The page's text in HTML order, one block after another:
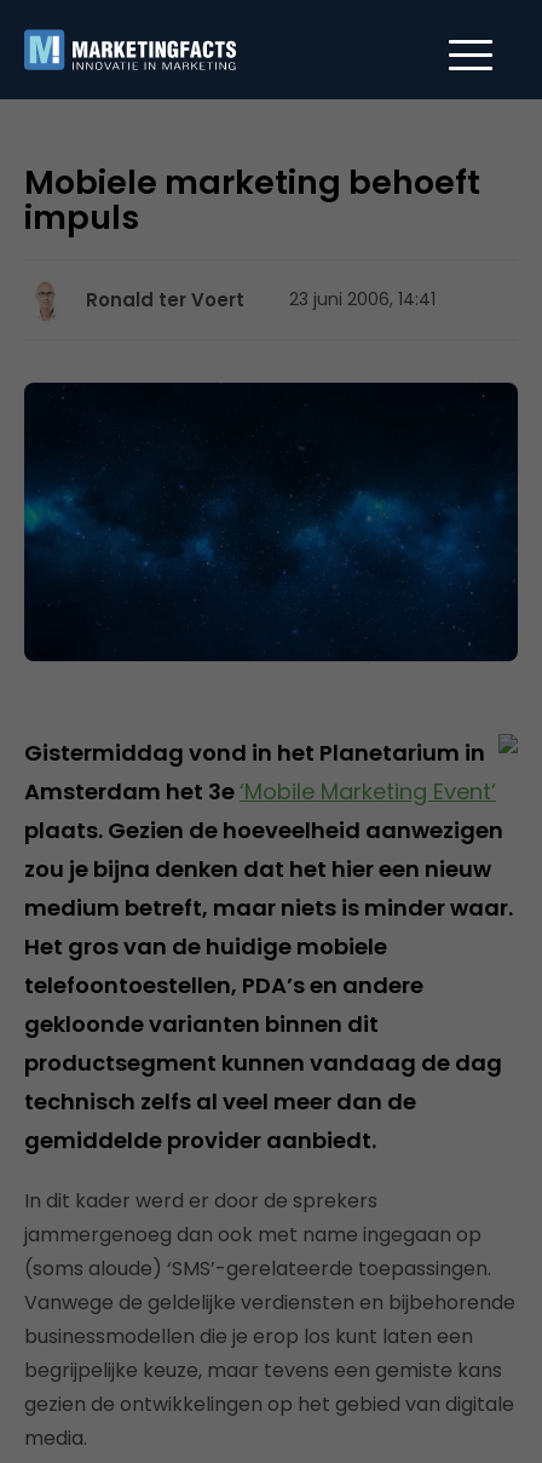
Mobiele marketing behoeft
impuls
Ronald ter Voert 23 juni 2006, 14:41
Gistermiddag vond in het Planetarium in
Amsterdam het 3e‘Mobile Marketing Event’
plaats. Gezien de hoeveelheid aanwezigen
zou je bijna denken dat het hier een nieuw
medium betreft, maar niets is minder waar.
Het gros van de huidige mobiele
telefoontoestellen, PDA’s en andere
gekloonde varianten binnen dit
productsegment kunnen vandaag de dag
technisch zelfs al veel meer dan de
gemiddelde provider aanbiedt.
In dit kader werd er door de sprekers
jammergenoeg dan ook met name ingegaan op
(soms aloude) ‘SMS’-gerelateerde toepassingen.
Vanwege de geldelijke verdiensten en bijbehorende
businessmodellen die je erop los kunt laten een
begrijpelijke keuze, maar tevens een gemiste kans
gezien de ontwikkelingen op het gebied van digitale
media.